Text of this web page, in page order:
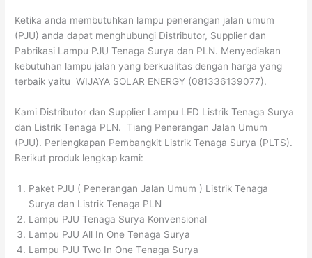
Ketika anda membutuhkan lampu penerangan jalan umum
(PJU) anda dapat menghubungi Distributor, Supplier dan
Pabrikasi Lampu PJU Tenaga Surya dan PLN. Menyediakan
kebutuhan lampu jalan yang berkualitas dengan harga yang
terbaik yaitu WIJAYA SOLAR ENERGY (081336139077).
Kami Distributor dan Supplier Lampu LED Listrik Tenaga Surya
dan Listrik Tenaga PLN. Tiang Penerangan Jalan Umum
(PJU). Perlengkapan Pembangkit Listrik Tenaga Surya (PLTS).
Berikut produk lengkap kami:
Paket PJU ( Penerangan Jalan Umum ) Listrik Tenaga
Surya dan Listrik Tenaga PLN
Lampu PJU Tenaga Surya Konvensional
Lampu PJU All In One Tenaga Surya
Lampu PJU Two In One Tenaga Surya